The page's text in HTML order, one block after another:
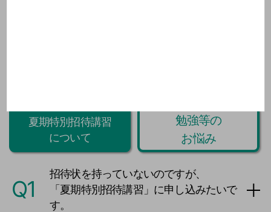
勉強等の
お悩み
夏期特別招待講習
について
Q1
招待状を持っていないのですが、
「夏期特別招待講習」に申し込みたいで
す。